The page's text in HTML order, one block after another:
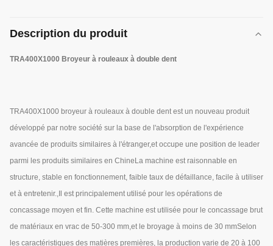
Description du produit
TRA400X1000 Broyeur à rouleaux à double dent
TRA400X1000 broyeur à rouleaux à double dent est un nouveau produit
développé par notre société sur la base de l'absorption de l'expérience
avancée de produits similaires à l'étranger,et occupe une position de leader
parmi les produits similaires en ChineLa machine est raisonnable en
structure, stable en fonctionnement, faible taux de défaillance, facile à utiliser
et à entretenir.,Il est principalement utilisé pour les opérations de
concassage moyen et fin. Cette machine est utilisée pour le concassage brut
de matériaux en vrac de 50-300 mm,et le broyage à moins de 30 mmSelon
les caractéristiques des matières premières, la production varie de 20 à 100